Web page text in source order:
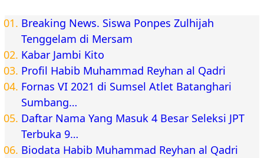
Breaking News. Siswa Ponpes Zulhijah
Tenggelam di Mersam
Kabar Jambi Kito
Profil Habib Muhammad Reyhan al Qadri
Fornas VI 2021 di Sumsel Atlet Batanghari
Sumbang…
Daftar Nama Yang Masuk 4 Besar Seleksi JPT
Terbuka 9…
Biodata Habib Muhammad Reyhan al Qadri